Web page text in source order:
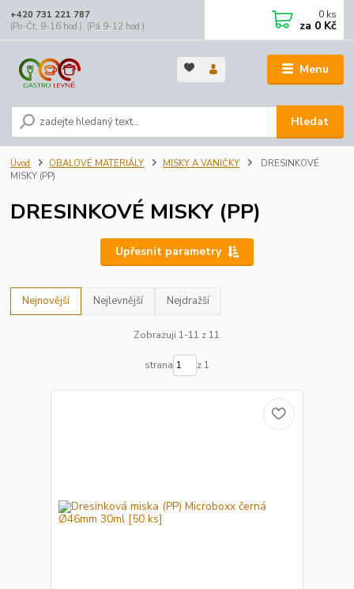
Menu
Hledat
+420 731 221 787
(Po-Čt, 9-16 hod.), (Pá 9-12 hod.)
0 ks
za 0 Kč
Úvod OBALOVÉ MATERIÁLY MISKY A VANIČKY
DRESINKOVÉ
MISKY (PP)
DRESINKOVÉ MISKY (PP)
Upřesnit parametry
Nejnovější Nejlevnější Nejdražší
Zobrazuji 1-11 z 11
strana z 1